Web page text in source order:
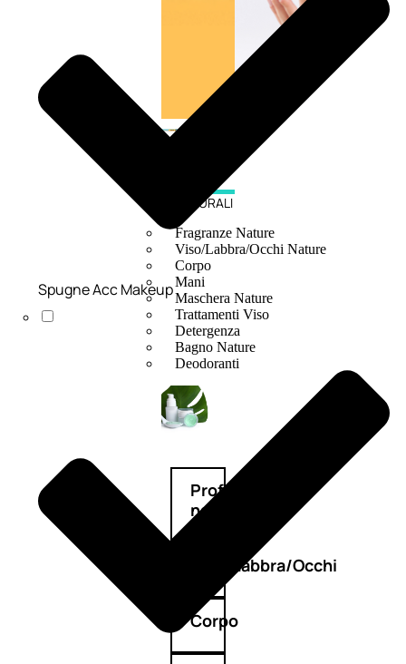
NATURALI
Fragranze Nature
Viso/Labbra/Occhi Nature
Corpo
Mani
Maschera Nature
Trattamenti Viso
Detergenza
Bagno Nature
Deodoranti
Profumi
nature
Viso/Labbra/Occhi
Corpo
Spugne Acc Makeup